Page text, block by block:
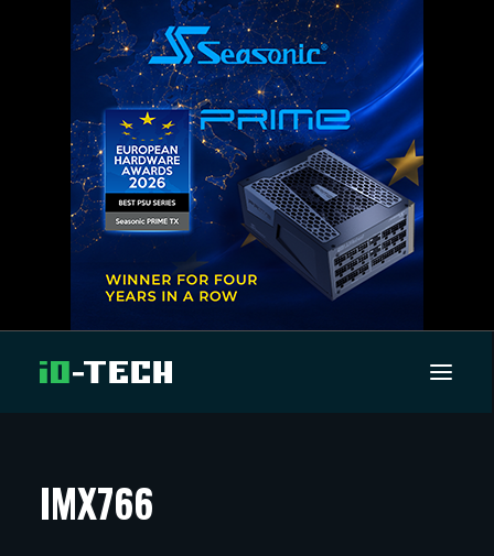
ARTIKKELIT
IMX766